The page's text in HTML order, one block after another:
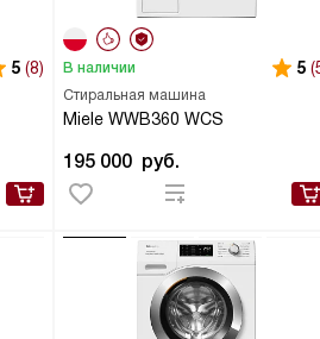
5 (8)
Стиральная машина
Miele WWB360 WCS
В наличии 5
195 000 руб.